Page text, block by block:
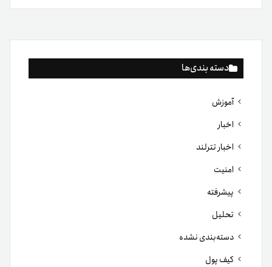
دسته بندی‌ها
آموزش
اخبار
اخبار تترلند
امنیت
پیشرفته
تحلیل
دسته‌بندی نشده
کیف پول